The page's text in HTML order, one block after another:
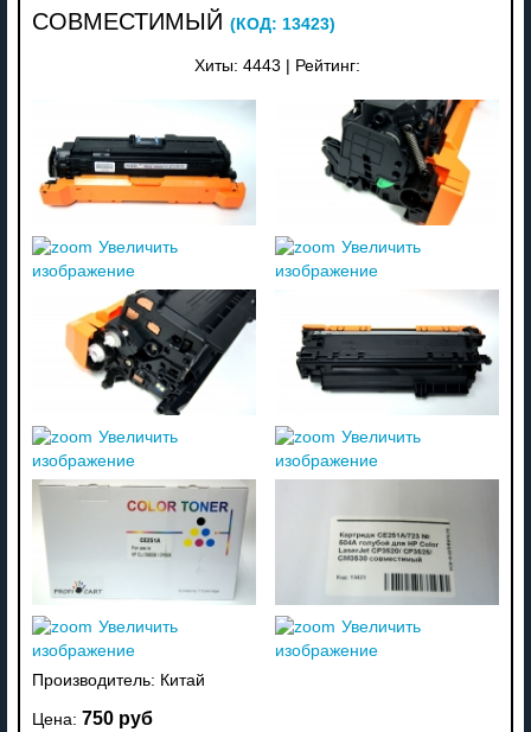
СОВМЕСТИМЫЙ (КОД: 13423)
Хиты: 4443 Рейтинг:
Увеличить
изображение
Увеличить
изображение
Увеличить
изображение
Увеличить
изображение
Увеличить
изображение
Увеличить
изображение
Производитель: Китай
Цена: 750 руб